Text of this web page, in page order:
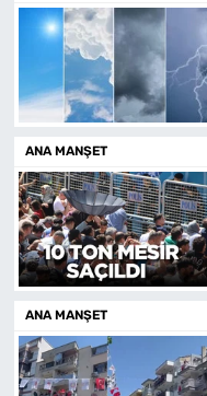
ANA MANŞET
ANA MANŞET